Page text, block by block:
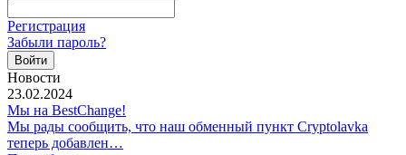
Регистрация
Забыли пароль?
Новости
23.02.2024
Мы на BestChange!
Мы рады сообщить, что наш обменный пункт Cryptolavka
теперь добавлен…